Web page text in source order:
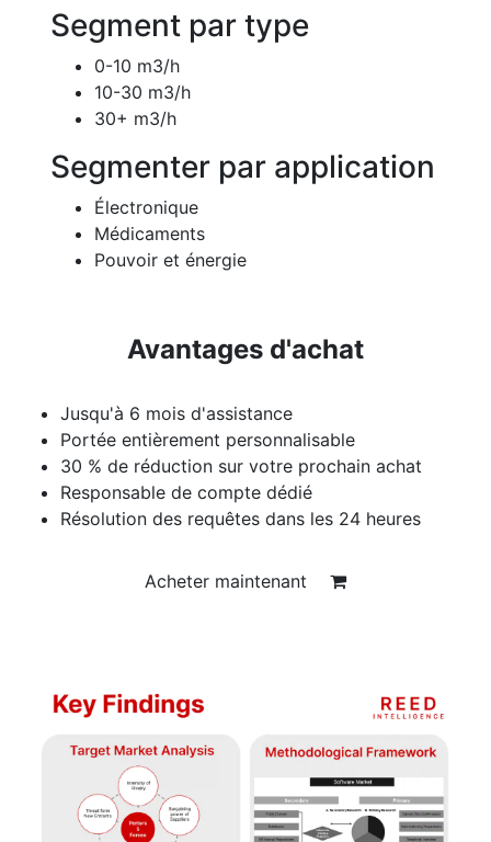
Segment par type
0-10 m3/h
10-30 m3/h
30+ m3/h
Segmenter par application
Électronique
Médicaments
Pouvoir et énergie
Avantages d'achat
Jusqu'à 6 mois d'assistance
Portée entièrement personnalisable
30 % de réduction sur votre prochain achat
Responsable de compte dédié
Résolution des requêtes dans les 24 heures
Acheter maintenant